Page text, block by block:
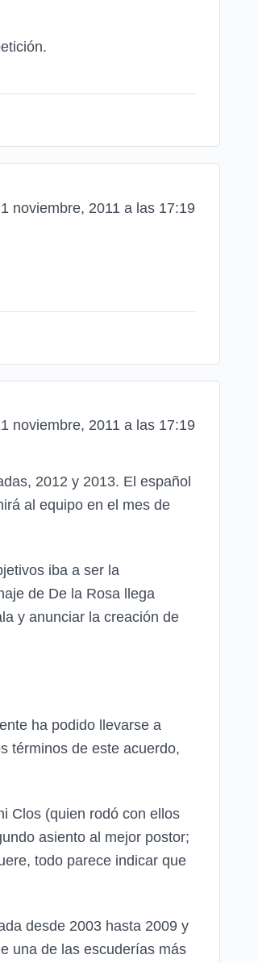
noviembre, 2011 a las 17:19
noviembre, 2011 a las 17:19
2012 y 2013. El español
al equipo en el mes de
iba a ser la
de De la Rosa llega
y anunciar la creación de
ha podido llevarse a
términos de este acuerdo,
Clos (quien rodó con ellos
asiento al mejor postor;
todo parece indicar que
desde 2003 hasta 2009 y
una de las escuderías más